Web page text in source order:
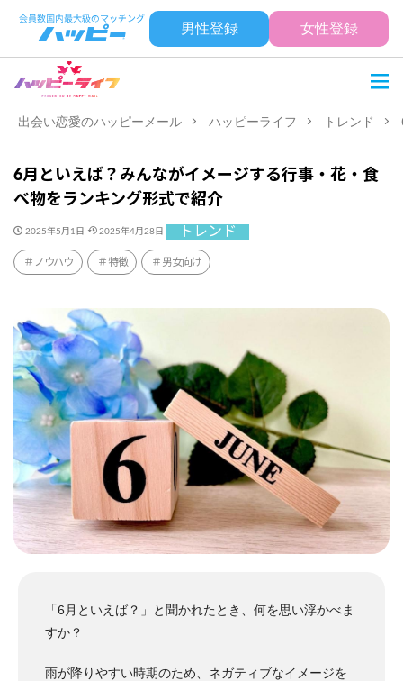
男性登録 女性登録
出会い恋愛のハッピーメール ハッピーライフ トレンド
6月といえば？みんながイメージする行事・花・食
べ物をランキング形式で紹介
2025年5月1日 2025年4月28日 トレンド
ノウハウ 特徴 男女向け
「6月といえば？」と聞かれたとき、何を思い浮かべま
すか？
雨が降りやすい時期のため、ネガティブなイメージを